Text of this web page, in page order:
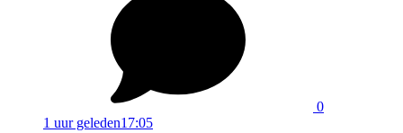
0
1 uur geleden17:05